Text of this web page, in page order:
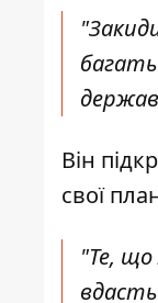
Він
свої
"Те, що